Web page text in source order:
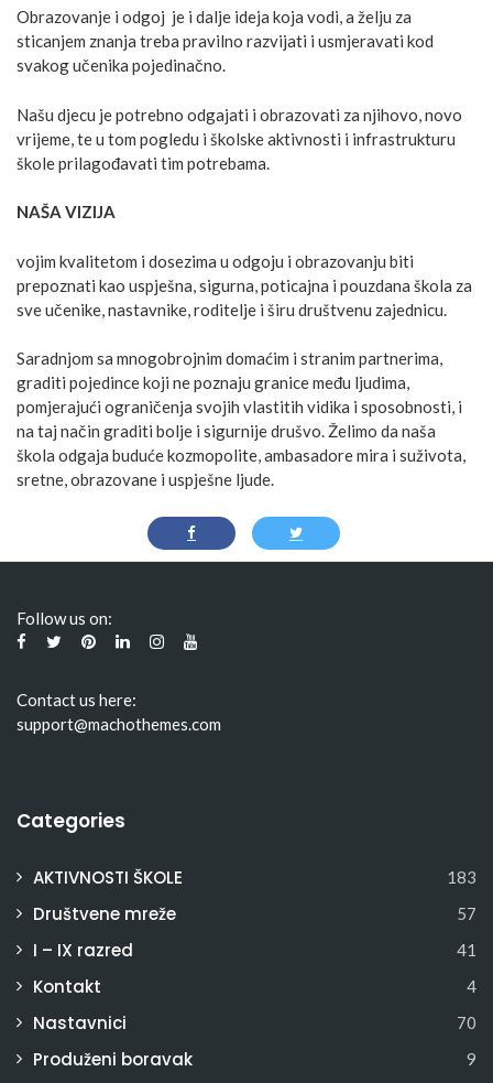
Obrazovanje i odgoj je i dalje ideja koja vodi, a želju za
sticanjem znanja treba pravilno razvijati i usmjeravati kod
svakog učenika pojedinačno.
Našu djecu je potrebno odgajati i obrazovati za njihovo, novo
vrijeme, te u tom pogledu i školske aktivnosti i infrastrukturu
škole prilagođavati tim potrebama.
NAŠA VIZIJA
vojim kvalitetom i dosezima u odgoju i obrazovanju biti
prepoznati kao uspješna, sigurna, poticajna i pouzdana škola za
sve učenike, nastavnike, roditelje i širu društvenu zajednicu.
Saradnjom sa mnogobrojnim domaćim i stranim partnerima,
graditi pojedince koji ne poznaju granice među ljudima,
pomjerajući ograničenja svojih vlastitih vidika i sposobnosti, i
na taj način graditi bolje i sigurnije drušvo. Želimo da naša
škola odgaja buduće kozmopolite, ambasadore mira i suživota,
sretne, obrazovane i uspješne ljude.
Follow us on:
Contact us here:
support@machothemes.com
Categories
AKTIVNOSTI ŠKOLE 183
Društvene mreže 57
I – IX razred 41
Kontakt 4
Nastavnici 70
Produženi boravak 9